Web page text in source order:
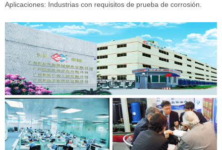
Aplicaciones: Industrias con requisitos de prueba de corrosión.